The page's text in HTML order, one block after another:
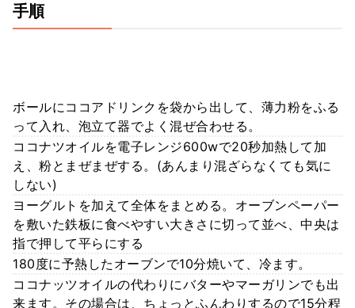
手順
ボールにココアドリンクを袋から出して、薄力粉をふる
って入れ、泡立て器でよく混ぜ合わせる。
ココナツオイルを電子レンジ600wで20秒加熱して加
え、粉とまぜまぜする。(あんまり混ざらなくても気に
しない)
ヨーグルトを加えて全体をまとめる。オーブンペーパー
を敷いた鉄板に食べやすい大きさに切って並べ、中央は
指で押して平らにする
180度に予熱したオーブンで10分焼いて、冷ます。
ココナッツオイルの代わりにバターやマーガリンでも出
来ます。その場合は、ちょっとふんわりするので15分程